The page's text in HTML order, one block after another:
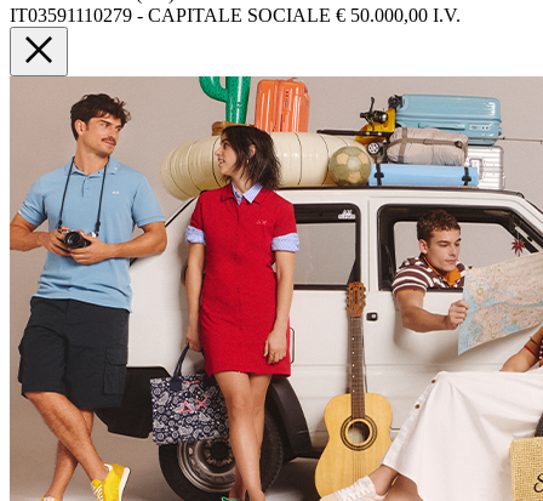
IT03591110279 - CAPITALE SOCIALE € 50.000,00 I.V.